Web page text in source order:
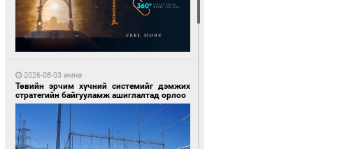
Таван шар мэнгэтэй хөх бар өдөр
2026-08-03 өмнө
Төвийн эрчим хүчний системийг дэмжих
стратегийн байгууламж ашиглалтад орлоо